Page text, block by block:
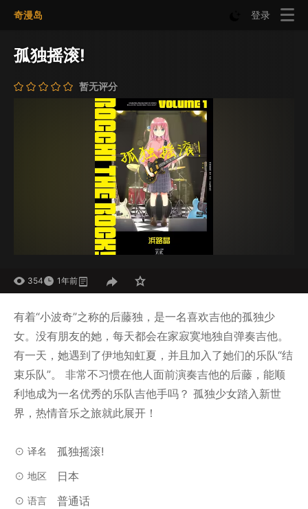
奇漫岛 登录
孤独摇滚!
暂无评分
354 1年前
有着“小波奇”之称的后藤独，是一名喜欢吉他的孤独少
女。没有朋友的她，每天都会在家寂寞地独自弹奏吉他。
有一天，她遇到了伊地知虹夏，并且加入了她们的乐队“结
束乐队”。 非常不习惯在他人面前演奏吉他的后藤，能顺
利地成为一名优秀的乐队吉他手吗？ 孤独少女踏入新世
界，热情音乐之旅就此展开！
译名 孤独摇滚!
地区 日本
语言 普通话